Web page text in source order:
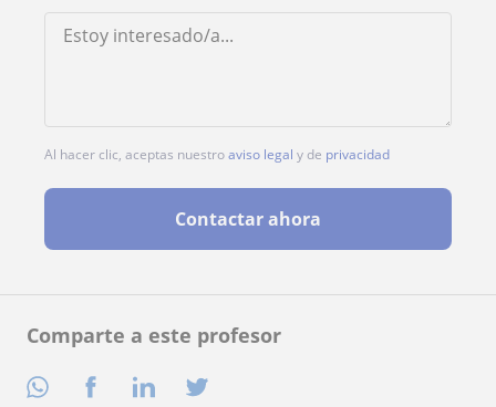
Comparte a este profesor
Al hacer clic, aceptas nuestroaviso legal y de privacidad
Contactar ahora